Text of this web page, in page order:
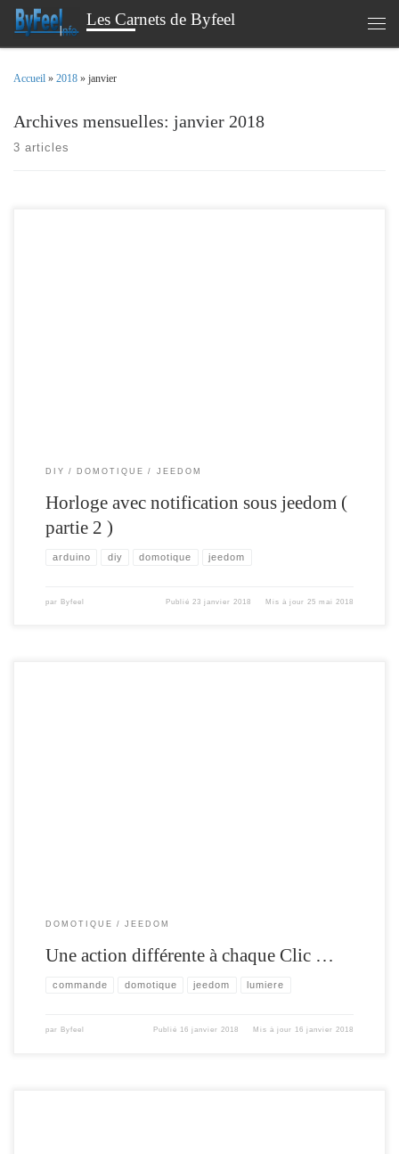
Passer au contenuLes Carnets de Byfeel
Accueil » 2018 » janvier
Archives mensuelles: janvier 2018
3 articles
DIY DOMOTIQUE JEEDOM
Horloge avec notification sous jeedom (
partie 2 )
arduino diy domotique jeedom
par Byfeel Publié23 janvier 2018 Mis à jour25 mai 2018
DOMOTIQUE JEEDOM
Une action différente à chaque Clic …
commande domotique jeedom lumiere
par Byfeel Publié 16 janvier 2018 Mis à jour 16 janvier 2018